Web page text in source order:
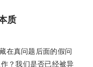
质
在真问题后面的假问
？我们是否已经被异